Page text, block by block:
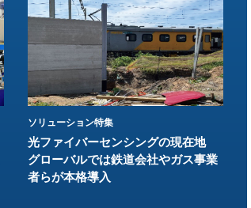
ソリューション特集
光ファイバーセンシングの現在地
グローバルでは鉄道会社やガス事業
者らが本格導入